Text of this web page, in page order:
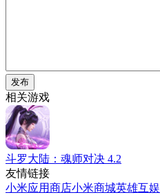
发布
相关游戏
斗罗大陆：魂师对决 4.2
友情链接
小米应用商店小米商城英雄互娱